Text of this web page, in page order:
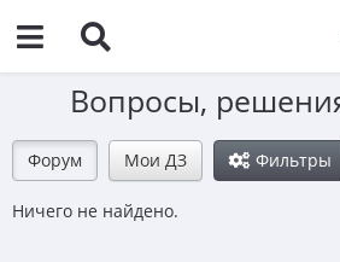
Вопросы,
Форум Мои ДЗ Фильтры
Ничего не найдено.